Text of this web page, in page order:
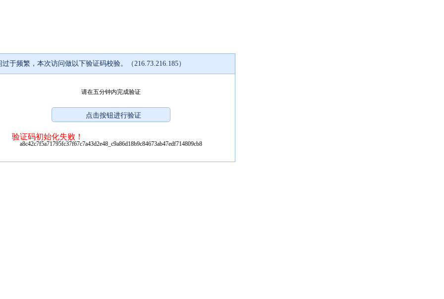
过于频繁，本次访问做以下验证码校验。（216.73.216.185）
请在五分钟内完成验证
验证码初始化失败！
a8c42c7f5a71795fc37f67c7a43d2e48_c9a86d18b9c84673ab47edf714809cb8